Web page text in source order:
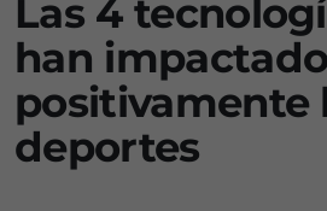
Las 4
han impactado
positivamente
deportes